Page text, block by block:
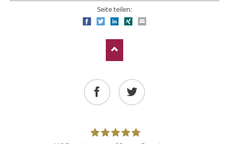
Seite teilen:
FacebookTwitterLinkedIn
Xing